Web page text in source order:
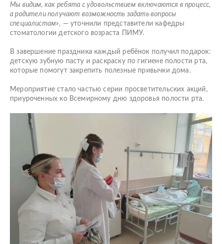
Мы видим, как ребята с удовольствием включаются в процесс,
а родители получают возможность задать вопросы
специалистам», — уточнили представители кафедры
стоматологии детского возраста ПИМУ.
В завершение праздника каждый ребёнок получил подарок:
детскую зубную пасту и раскраску по гигиене полости рта,
которые помогут закрепить полезные привычки дома.
Мероприятие стало частью серии просветительских акций,
приуроченных ко Всемирному дню здоровья полости рта.